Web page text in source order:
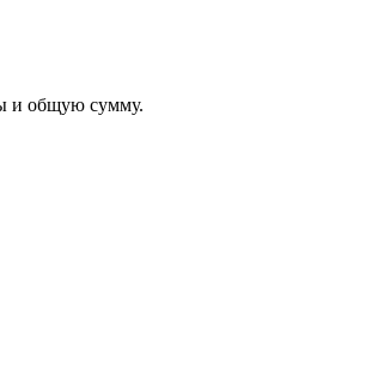
и общую сумму.